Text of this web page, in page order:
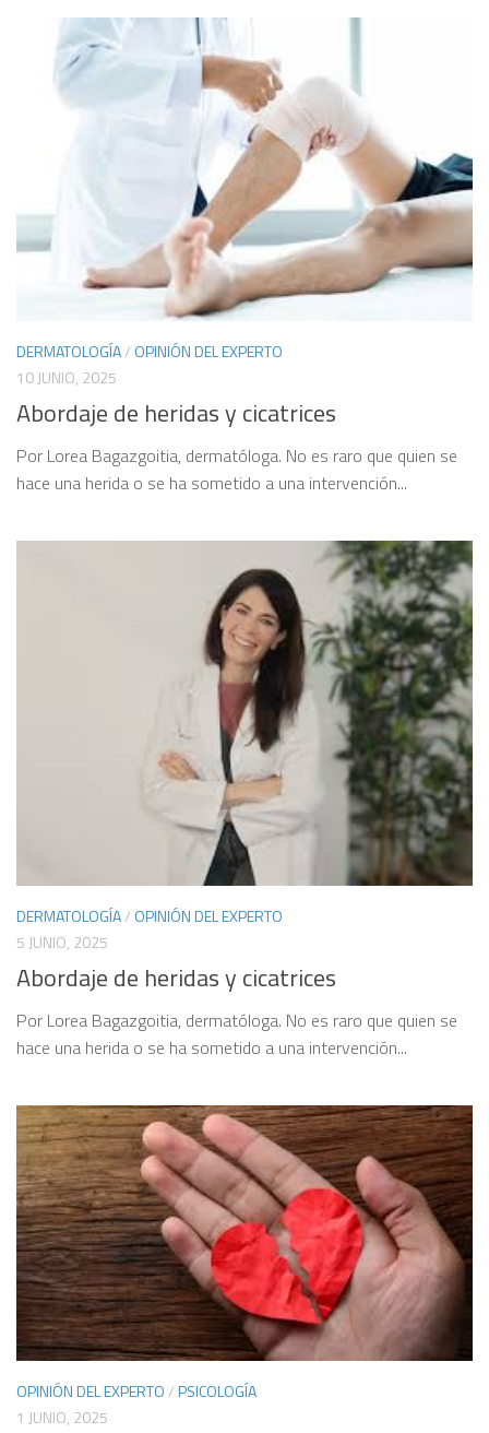
DERMATOLOGÍA/ OPINIÓN DEL EXPERTO
10 JUNIO, 2025
Abordaje de heridas y cicatrices
Por Lorea Bagazgoitia, dermatóloga. No es raro que quien se
hace una herida o se ha sometido a una intervención...
DERMATOLOGÍA/ OPINIÓN DEL EXPERTO
5 JUNIO, 2025
Abordaje de heridas y cicatrices
Por Lorea Bagazgoitia, dermatóloga. No es raro que quien se
hace una herida o se ha sometido a una intervención...
OPINIÓN DEL EXPERTO/PSICOLOGÍA
1 JUNIO, 2025